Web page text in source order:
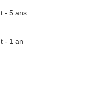
- 5 ans
- 1 an